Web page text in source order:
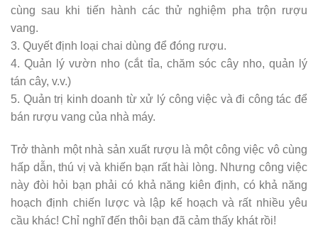
cùng sau khi tiến hành các thử nghiệm pha trộn rượu
vang.
3. Quyết định loại chai dùng để đóng rượu.
4. Quản lý vườn nho (cắt tỉa, chăm sóc cây nho, quản lý
tán cây, v.v.)
5. Quản trị kinh doanh từ xử lý công việc và đi công tác để
bán rượu vang của nhà máy.
Trở thành một nhà sản xuất rượu là một công việc vô cùng
hấp dẫn, thú vị và khiến bạn rất hài lòng. Nhưng công việc
này đòi hỏi bạn phải có khả năng kiên định, có khả năng
hoạch định chiến lược và lập kế hoạch và rất nhiều yêu
cầu khác! Chỉ nghĩ đến thôi bạn đã cảm thấy khát rồi!